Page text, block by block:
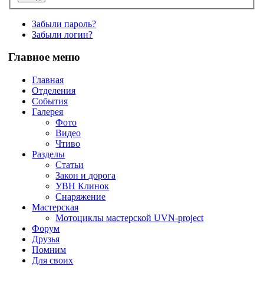
Забыли пароль?
Забыли логин?
Главное меню
Главная
Отделения
События
Галерея
Фото
Видео
Чтиво
Разделы
Статьи
Закон и дорога
УВН Клинок
Снаряжение
Мастерская
Мотоциклы мастерской UVN-project
Форум
Друзья
Помним
Для своих